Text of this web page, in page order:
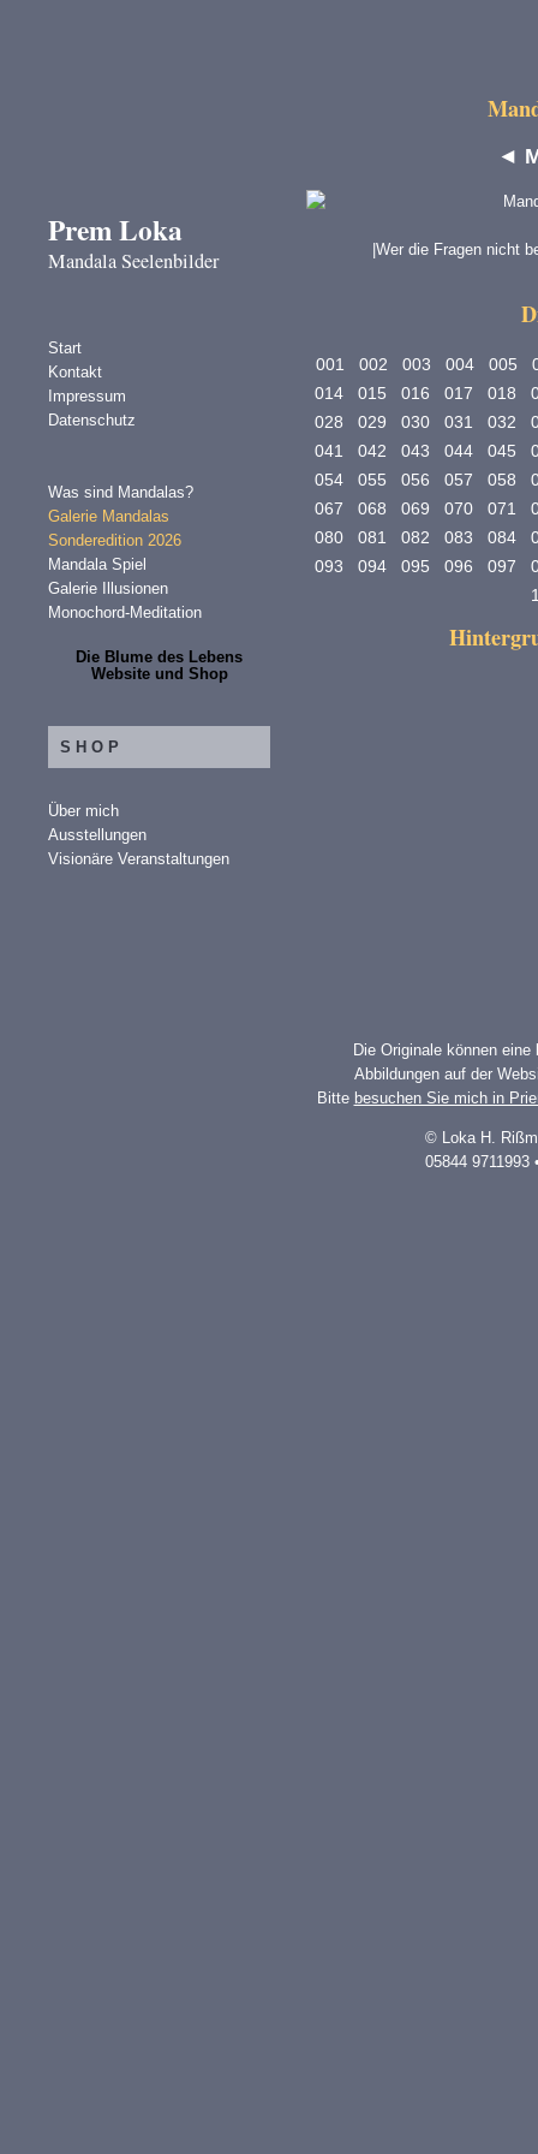
Prem Loka
Mandala Seelenbilder
Start
Kontakt
Impressum
Datenschutz
Was sind Mandalas?
Galerie Mandalas
Sonderedition 2026
Mandala Spiel
Galerie Illusionen
Monochord-Meditation
Die Blume des Lebens
Website und Shop
SHOP
Über mich
Ausstellungen
Visionäre Veranstaltungen
◄
|Wer die Fragen nicht
001 002 003 004 005
014
015 016 017 018
028
029 030 031 032
041
042 043 044 045
054
055 056 057 058
067
068 069 070 071
080
081 082 083 084
093
094 095 096 097
Die Originale können
Abbildungen auf der
Bitte besuchen Sie mich in
© Loka H.
05844 9711993